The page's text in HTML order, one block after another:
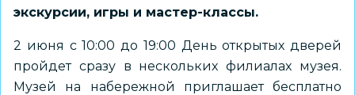
экскурсии, игры и мастер-классы.
2 июня с 10:00 до 19:00 День открытых дверей
пройдет сразу в нескольких филиалах музея.
Музей на набережной приглашает бесплатно